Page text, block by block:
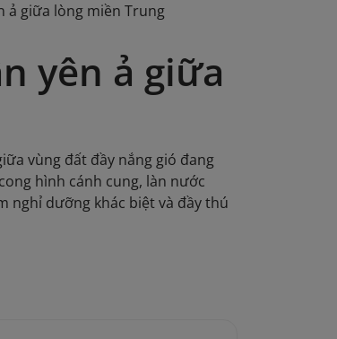
ả giữa lòng miền Trung
yên ả giữa
vùng đất đầy nắng gió đang
hình cánh cung, làn nước
nghỉ dưỡng khác biệt và đầy thú